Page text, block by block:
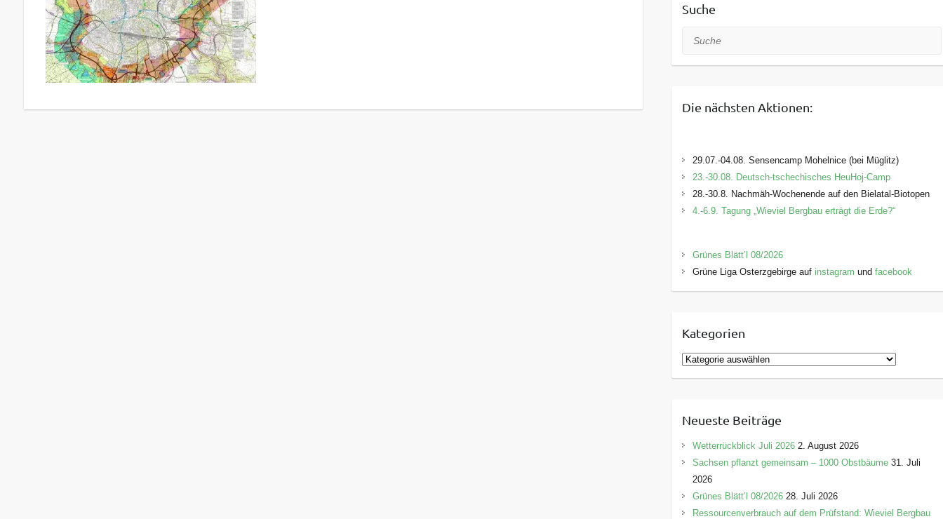
Suche
Suche
Die nächsten Aktionen:
29.07.-04.08. Sensencamp Mohelnice (bei Müglitz)
23.-30.08. Deutsch-tschechisches HeuHoj-Camp
28.-30.8. Nachmäh-Wochenende auf den Bielatal-Biotopen
4.-6.9. Tagung „Wieviel Bergbau erträgt die Erde?“
Grünes Blätt’l 08/2026
Grüne Liga Osterzgebirge auf instagram und facebook
Kategorien
K
a
g
o
r
e
n
Neueste Beiträge
Wetterrückblick Juli 2026 2. August 2026
Sachsen pflanzt gemeinsam – 1000 Obstbäume 31. Juli
2026
Grünes Blätt’l 08/2026 28. Juli 2026
Ressourcenverbrauch auf dem Prüfstand: Wieviel Bergbau